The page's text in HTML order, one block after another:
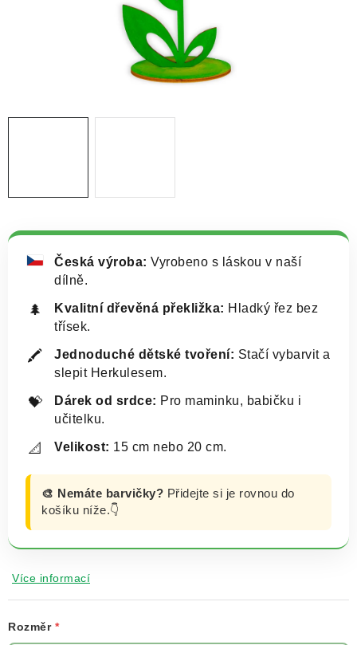
Kontaktujte nás
O nás - kdo jsme?
Obchodní podmínky
Česká výroba: Vyrobeno s láskou v naší
dílně.
🌲 Kvalitní dřevěná překližka: Hladký řez bez
třísek.
🖍️ Jednoduché dětské tvoření: Stačí vybarvit a
slepit Herkulesem.
💝 Dárek od srdce: Pro maminku, babičku i
učitelku.
📐 Velikost: 15 cm nebo 20 cm.
🎨 Nemáte barvičky? Přidejte si je rovnou do
košíku níže.👇
Více informací
Rozměr